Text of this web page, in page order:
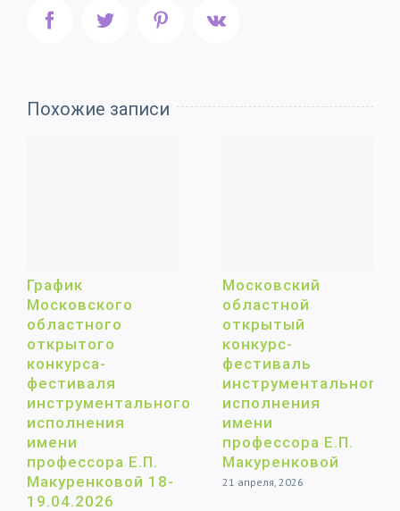
FacebookTwitter PinterestVk
Похожие записи
График
Московского
областного
открытого
конкурса-
фестиваля
инструментального
исполнения
имени
профессора Е.П.
Макуренковой 18-
19.04.2026
Московский
областной
открытый
конкурс-
фестиваль
инструментального
исполнения
имени
профессора Е.П.
Макуренковой
21 апреля, 2026